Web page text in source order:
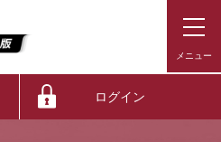
ログイン